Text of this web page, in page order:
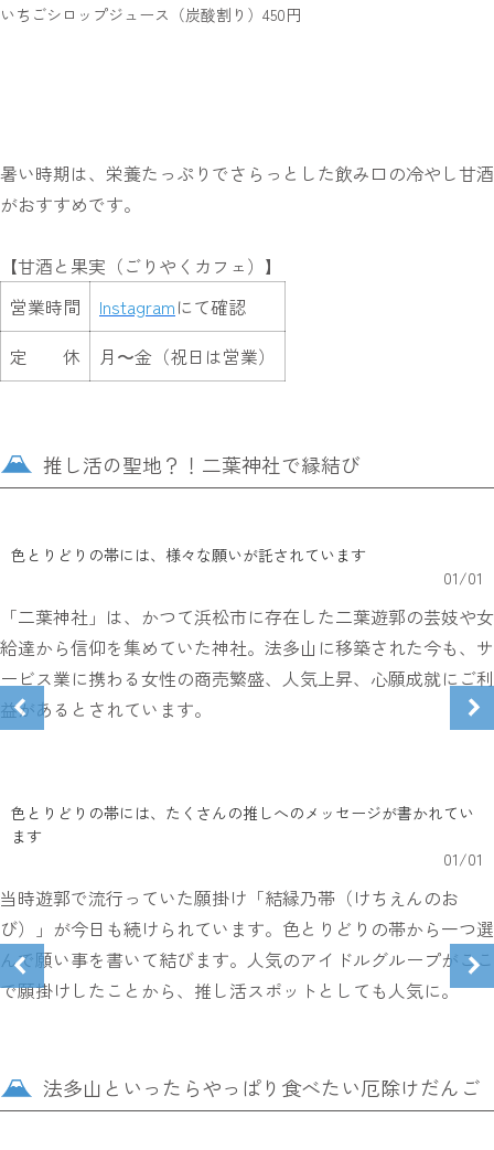
いちごシロップジュース（炭酸割り）450円
暑い時期は、栄養たっぷりでさらっとした飲み口の冷やし甘酒
がおすすめです。
【甘酒と果実（ごりやくカフェ）】
営業時間
Instagramにて確認
定 休
月〜金（祝日は営業）
推し活の聖地？！二葉神社で縁結び
色とりどりの帯には、様々な願いが託されています
01/01
「二葉神社」は、かつて浜松市に存在した二葉遊郭の芸妓や女
給達から信仰を集めていた神社。法多山に移築された今も、サ
ービス業に携わる女性の商売繁盛、人気上昇、心願成就にご利
益があるとされています。
色とりどりの帯には、たくさんの推しへのメッセージが書かれてい
ます
01/01
当時遊郭で流行っていた願掛け「結縁乃帯（けちえんのお
び）」が今日も続けられています。色とりどりの帯から一つ選
んで願い事を書いて結びます。人気のアイドルグループがここ
で願掛けしたことから、推し活スポットとしても人気に。
法多山といったらやっぱり食べたい厄除けだんご